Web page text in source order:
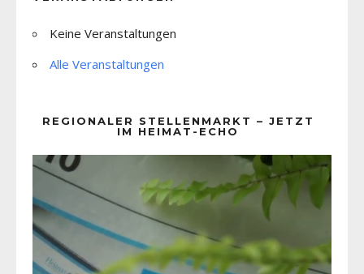
Keine Veranstaltungen
Alle Veranstaltungen
REGIONALER STELLENMARKT – JETZT
IM HEIMAT-ECHO
Player